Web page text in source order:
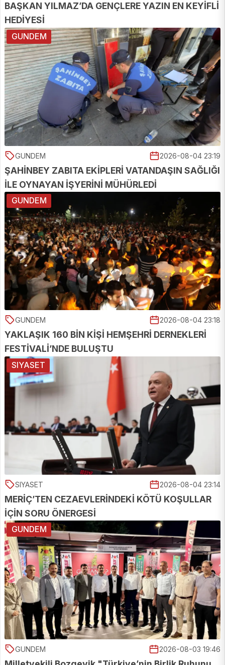
BAŞKAN YILMAZ’DA GENÇLERE YAZIN EN KEYİFLİ
HEDİYESİ
GUNDEM 2026-08-04 23:19
ŞAHİNBEY ZABITA EKİPLERİ VATANDAŞIN SAĞLIĞI
İLE OYNAYAN İŞYERİNİ MÜHÜRLEDİ
GUNDEM
GUNDEM 2026-08-04 23:18
YAKLAŞIK 160 BİN KİŞİ HEMŞEHRİ DERNEKLERİ
FESTİVALİ’NDE BULUŞTU
GUNDEM
SIYASET 2026-08-04 23:14
MERİÇ’TEN CEZAEVLERİNDEKİ KÖTÜ KOŞULLAR
İÇİN SORU ÖNERGESİ
SIYASET
GUNDEM 2026-08-03 19:46
GUNDEM